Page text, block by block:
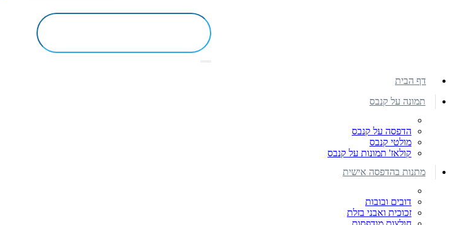
דף הבית
תמונה על קנבס
הדפסה על קנבס
מולטי קנבס
קולאז' תמונות על קנבס
מתנות בהדפסה אישית
דובים ובובות
זכוכית ואבני בזלת